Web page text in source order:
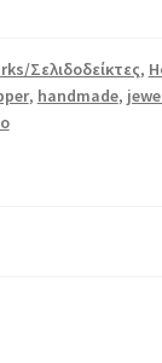
Σελιδοδείκτες,
, handmade,